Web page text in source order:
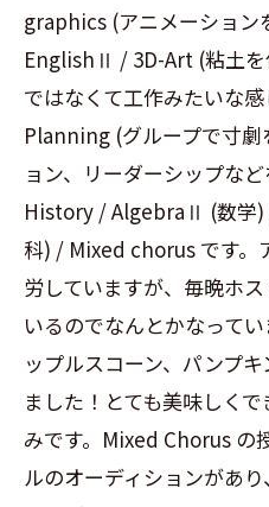
graphics (アニメーション
EnglishⅡ / 3D-Art (粘土を
ではなくて工作みたいな
Planning (グループで寸
ョン、リーダーシップな
History / AlgebraⅡ (数学
科) / Mixed chorus です。
労していますが、毎晩ホ
いるのでなんとかなって
ップルスコーン、パンプ
ました！とても美味しく
みです。Mixed Chorus の
ルのオーディションがあり